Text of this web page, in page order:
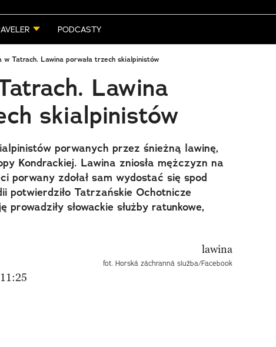
PODCASTY
w Tatrach. Lawina porwała trzech skialpinistów
Lawina
skialpinistów
porwanych przez śnieżną lawinę,
Kondrackiej. Lawina zniosła mężczyzn na
porwany zdołał sam wydostać się spod
potwierdziło Tatrzańskie Ochotnicze
prowadziły słowackie służby ratunkowe,
fot. Horská záchranná služba/Facebook